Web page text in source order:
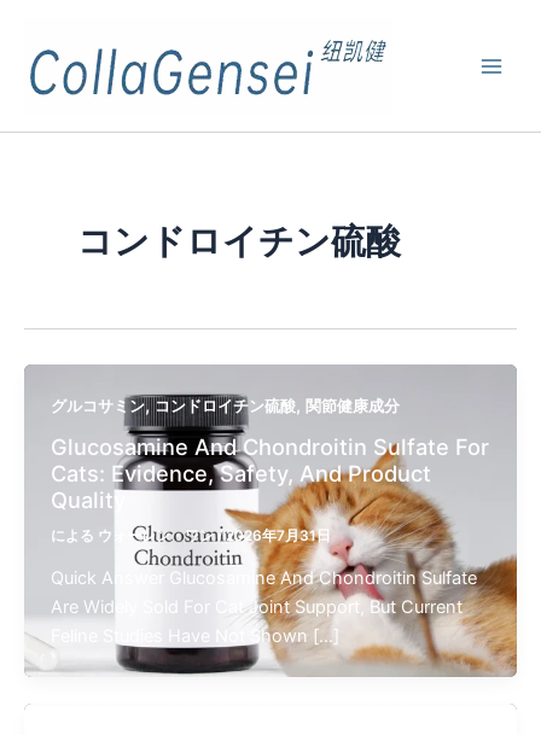
コンドロイチン硫酸
グルコサミン, コンドロイチン硫酸, 関節健康成分
Glucosamine And Chondroitin Sulfate For
Cats: Evidence, Safety, And Product
Quality
による ウォーレン・ワン/2026年7月31日
Quick Answer Glucosamine And Chondroitin Sulfate
Are Widely Sold For Cat Joint Support, But Current
Feline Studies Have Not Shown […]